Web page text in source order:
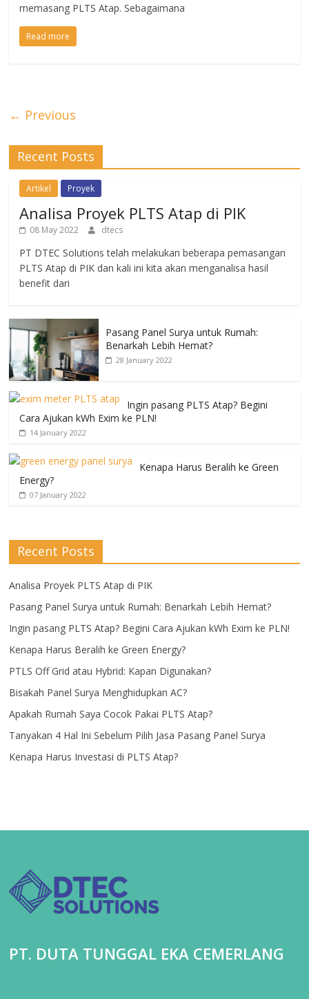
memasang PLTS Atap. Sebagaimana
Read more
← Previous
Recent Posts
Artikel Proyek
Analisa Proyek PLTS Atap di PIK
08 May 2022 dtecs
PT DTEC Solutions telah melakukan beberapa pemasangan
PLTS Atap di PIK dan kali ini kita akan menganalisa hasil
benefit dari
Pasang Panel Surya untuk Rumah:
Benarkah Lebih Hemat?
28 January 2022
Ingin pasang PLTS Atap? Begini
Cara Ajukan kWh Exim ke PLN!
14 January 2022
Kenapa Harus Beralih ke Green
Energy?
07 January 2022
Recent Posts
Analisa Proyek PLTS Atap di PIK
Pasang Panel Surya untuk Rumah: Benarkah Lebih Hemat?
Ingin pasang PLTS Atap? Begini Cara Ajukan kWh Exim ke PLN!
Kenapa Harus Beralih ke Green Energy?
PTLS Off Grid atau Hybrid: Kapan Digunakan?
Bisakah Panel Surya Menghidupkan AC?
Apakah Rumah Saya Cocok Pakai PLTS Atap?
Tanyakan 4 Hal Ini Sebelum Pilih Jasa Pasang Panel Surya
Kenapa Harus Investasi di PLTS Atap?
PT. DUTA TUNGGAL EKA CEMERLANG